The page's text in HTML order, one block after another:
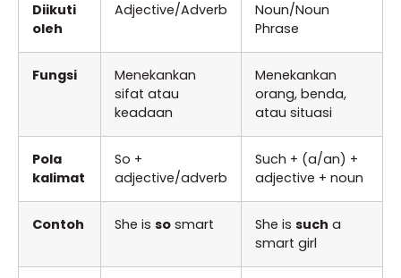
Diikuti
oleh
Adjective/Adverb
Noun/Noun
Phrase
Fungsi
Menekankan
sifat atau
keadaan
Menekankan
orang, benda,
atau situasi
Pola
kalimat
So +
adjective/adverb
Such + (a/an) +
adjective + noun
Contoh She is so smart She is such a
smart girl